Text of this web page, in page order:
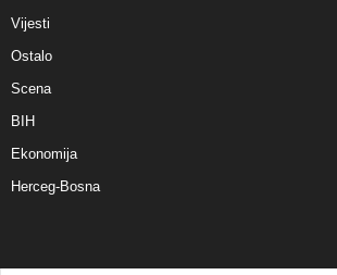
Vijesti
Ostalo
Scena
BIH
Ekonomija
Herceg-Bosna